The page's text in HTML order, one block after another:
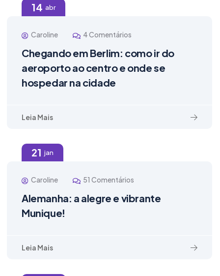
14 abr
Caroline 4 Comentários
Chegando em Berlim: como ir do
aeroporto ao centro e onde se
hospedar na cidade
Leia Mais
21 jan
Caroline 51 Comentários
Alemanha: a alegre e vibrante
Munique!
Leia Mais